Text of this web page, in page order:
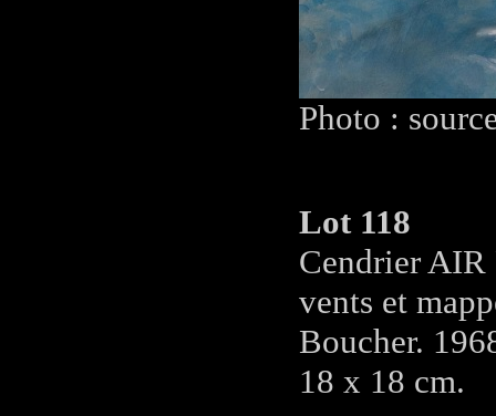
Photo :
Lot 118
Cendrier AIR
vents et
Boucher.
18 x 18 cm.